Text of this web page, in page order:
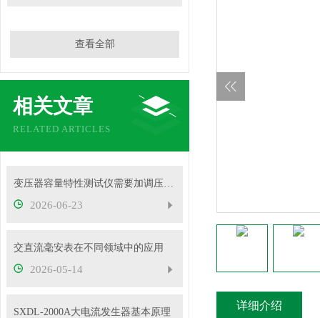
查看全部
相关文章
RELATED ARTICLES
变压器容量特性测试仪需要加调压器吗？
2026-06-23
交直流毫安表在不同领域中的应用
2026-05-14
SXDL-2000A大电流发生器基本原理
详细介绍